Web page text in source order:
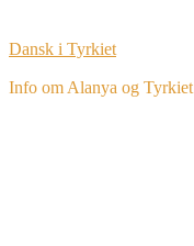
Dansk i Tyrkiet
Info om Alanya og Tyrkiet